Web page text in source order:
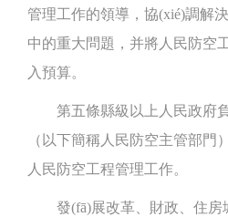
管理工作的領導，協(xié)調
中的重大問題，并將人民防
入預算。
第五條縣級以上人民政府負
（以下簡稱人民防空主管部門
人民防空工程管理工作。
發(fā)展改革、財政、住房